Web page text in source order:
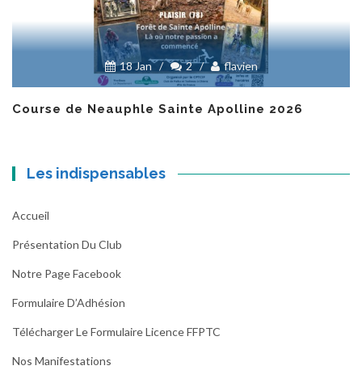
18 Jan / 2 / flavien
Course de Neauphle Sainte Apolline 2026
Les indispensables
Accueil
Présentation Du Club
Notre Page Facebook
Formulaire D’Adhésion
Télécharger Le Formulaire Licence FFPTC
Nos Manifestations